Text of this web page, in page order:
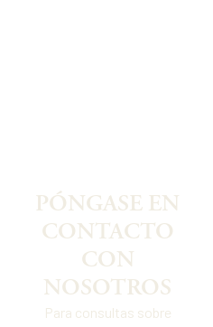
PÓNGASE EN
CONTACTO
CON
NOSOTROS
Para consultas sobre